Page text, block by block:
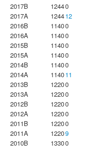
2017B
12440
2017A
124412
2016B
11400
2016A
11400
2015B
11400
2015A
11400
2014B
11400
2014A
114011
2013B
12200
2013A
12200
2012B
12200
2012A
12200
2011B
12200
2011A
12209
2010B
13300